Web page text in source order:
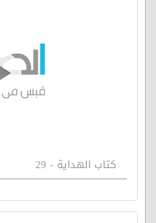
كتاب الهداية - 29